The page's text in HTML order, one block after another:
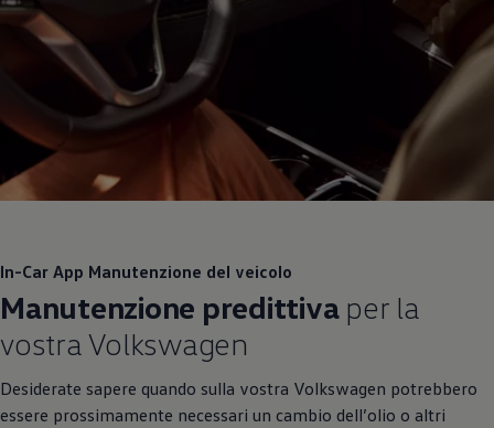
In-Car App Manutenzione del veicolo
Manutenzione predittiva per la
vostra Volkswagen
Desiderate sapere quando sulla vostra Volkswagen potrebbero
essere prossimamente necessari un cambio dell’olio o altri